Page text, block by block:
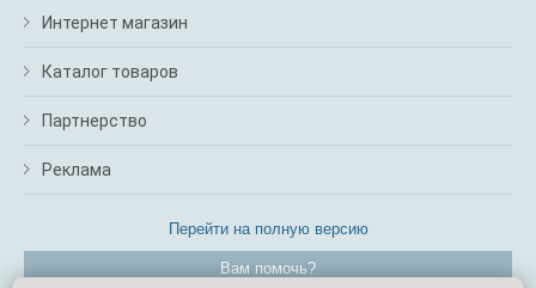
Интернет магазин
Каталог товаров
Партнерство
Реклама
Перейти на полную версию
Вам помочь?